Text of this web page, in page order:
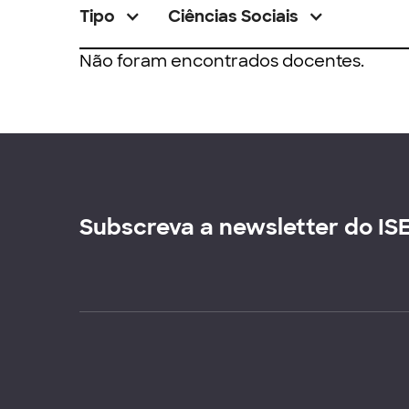
Tipo Ciências Sociais
Não foram encontrados docentes.
Subscreva a newsletter do